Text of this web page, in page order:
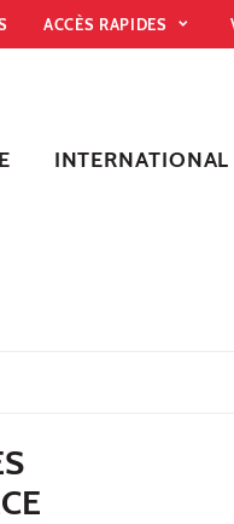
ACCÈS RAPIDES
INTERNATIONAL